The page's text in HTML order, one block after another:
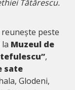
Tătărescu.
reunește peste
Muzeul de
,
sate
Glodeni,